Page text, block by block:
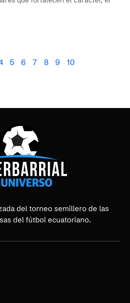
5 6 7 8 9 10
del torneo semillero de las
del fútbol ecuatoriano.